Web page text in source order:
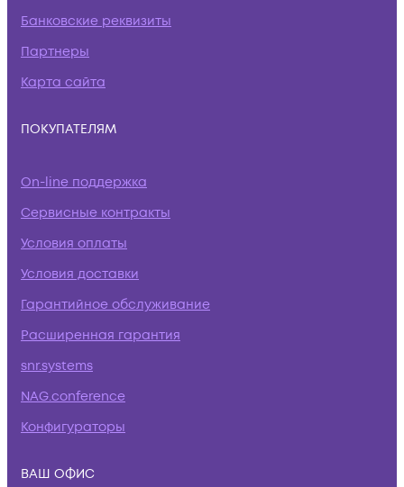
Банковские реквизиты
Партнеры
Карта сайта
ПОКУПАТЕЛЯМ
On-line поддержка
Сервисные контракты
Условия оплаты
Условия доставки
Гарантийное обслуживание
Расширенная гарантия
snr.systems
NAG.conference
Конфигураторы
ВАШ ОФИС